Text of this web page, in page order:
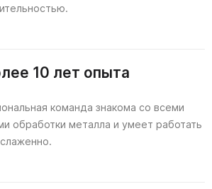
10 лет опыта
команда знакома со всеми
обработки металла и умеет работать